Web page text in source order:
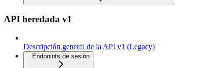
API heredada v1
Descripción general de la API v1 (Legacy)
Endpoints de sesión